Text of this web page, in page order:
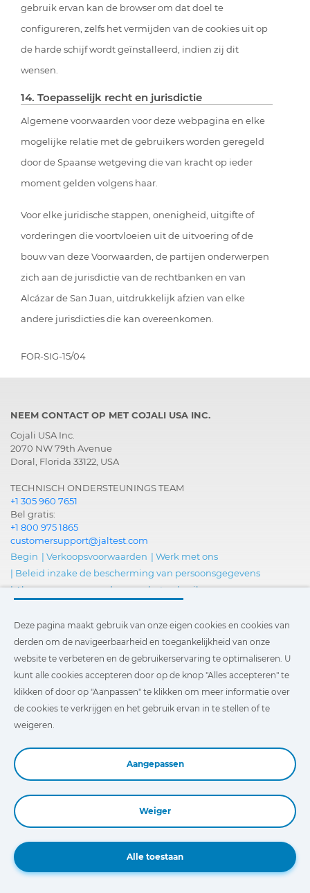
gebruik ervan kan de browser om dat doel te
configureren, zelfs het vermijden van de cookies uit op
de harde schijf wordt geïnstalleerd, indien zij dit
wensen.
14. Toepasselijk recht en jurisdictie
Algemene voorwaarden voor deze webpagina en elke
mogelijke relatie met de gebruikers worden geregeld
door de Spaanse wetgeving die van kracht op ieder
moment gelden volgens haar.
Voor elke juridische stappen, onenigheid, uitgifte of
vorderingen die voortvloeien uit de uitvoering of de
bouw van deze Voorwaarden, de partijen onderwerpen
zich aan de jurisdictie van de rechtbanken en van
Alcázar de San Juan, uitdrukkelijk afzien van elke
andere jurisdicties die kan overeenkomen.
FOR-SIG-15/04
NEEM CONTACT OP MET COJALI USA INC.
Cojali USA Inc.
2070 NW 79th Avenue
Doral, Florida 33122, USA
TECHNISCH ONDERSTEUNINGS TEAM
+1 305 960 7651
Bel gratis:
+1 800 975 1865
customersupport@jaltest.com
Begin | Verkoopsvoorwaarden | Werk met ons
| Beleid inzake de bescherming van persoonsgegevens
|Algemene voorwaarden voor het gebruik
Copyright © 2026 Cojali S.L. All rights reserved
COJALI
Cojali S.L.
Cojali Parts
BEDRIJF
Contact
Over ons
Onderscheidingen
Certificeringen
Verdeler worden
Nieuws
Video´s
Deze pagina maakt gebruik van onze eigen cookies en cookies van
derden om de navigeerbaarheid en toegankelijkheid van onze
website te verbeteren en de gebruikerservaring te optimaliseren. U
kunt alle cookies accepteren door op de knop "Alles accepteren" te
klikken of door op "Aanpassen" te klikken om meer informatie over
de cookies te verkrijgen en het gebruik ervan in te stellen of te
weigeren.
Aangepassen
Weiger
Alle toestaan